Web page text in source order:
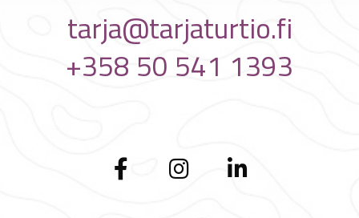
tarja@tarjaturtio.fi
+358 50 541 1393